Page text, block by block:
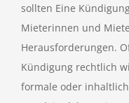
sollten Eine
Mieterinnen und
Herausforderungen.
Kündigung rechtlich
formale oder